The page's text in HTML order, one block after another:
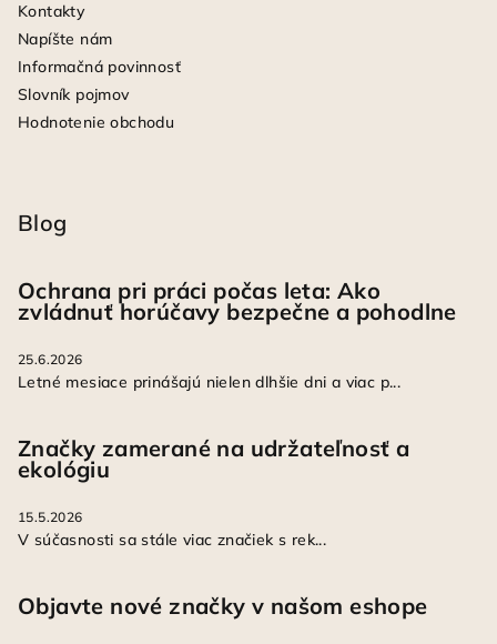
Kontakty
Napíšte nám
Informačná povinnosť
Slovník pojmov
Hodnotenie obchodu
Blog
Ochrana pri práci počas leta: Ako
zvládnuť horúčavy bezpečne a pohodlne
25.6.2026
Letné mesiace prinášajú nielen dlhšie dni a viac p...
Značky zamerané na udržateľnosť a
ekológiu
15.5.2026
V súčasnosti sa stále viac značiek s rek...
Objavte nové značky v našom eshope